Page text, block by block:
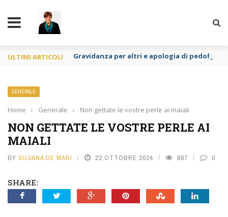
ULTIMI ARTICOLI Gravidanza per altri e apologia di pedofilia
GENERALE
Home › Generale › Non gettate le vostre perle ai maiali
NON GETTATE LE VOSTRE PERLE AI
MAIALI
BY SILVANA DE MARI 22 OTTOBRE 2024 887 0
SHARE: